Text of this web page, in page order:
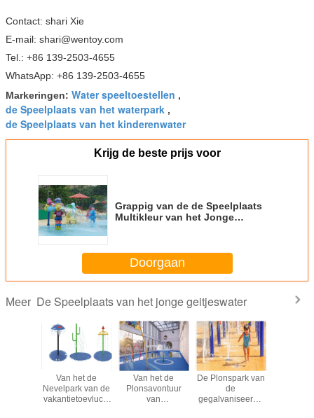
Contact: shari Xie
E-mail: shari@wentoy.com
Tel.: +86 139-2503-4655
WhatsApp: +86 139-2503-4655
Markeringen: Water speeltoestellen ,
de Speelplaats van het waterpark ,
de Speelplaats van het kinderenwater
Krijg de beste prijs voor
Grappig van de de Speelplaats
Multikleur van het Jonge
Plonswater de Poolspeelgoed
Doorgaan
Meer De Speelplaats van het jonge geitjeswater
Van het de
Nevelpark van de
vakantietoevlucht
Van het de
Plonsavontuur
van
De Plonspark van
de
gegalvaniseerde